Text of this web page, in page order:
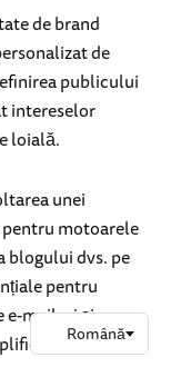
de brand
de
publicului
intereselor
loială.
unei
motoarele
blogului dvs. pe
pentru
e-mailuri și
acoperirea